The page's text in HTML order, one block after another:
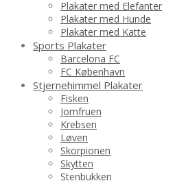
Plakater med Elefanter
Plakater med Hunde
Plakater med Katte
Sports Plakater
Barcelona FC
FC København
Stjernehimmel Plakater
Fisken
Jomfruen
Krebsen
Løven
Skorpionen
Skytten
Stenbukken